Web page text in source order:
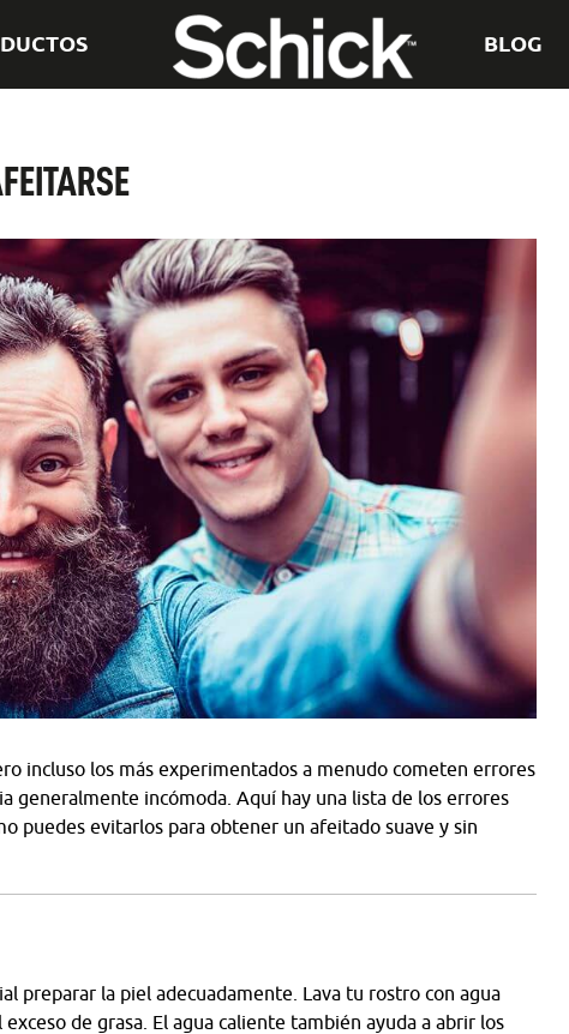
BLOG
incluso los más experimentados a menudo cometen errores
generalmente incómoda. Aquí hay una lista de los errores
puedes evitarlos para obtener un afeitado suave y sin
preparar la piel adecuadamente. Lava tu rostro con agua
de grasa. El agua caliente también ayuda a abrir los